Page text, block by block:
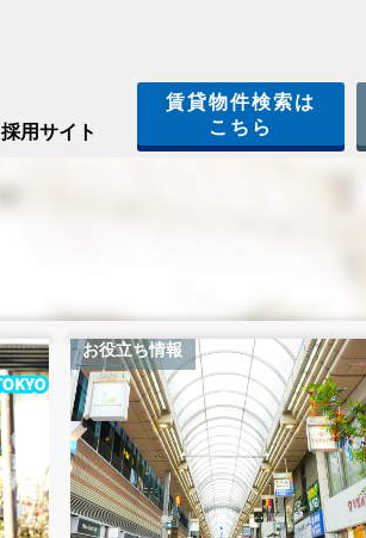
採用サイト
賃貸物件検索は
こちら
お役立ち情報